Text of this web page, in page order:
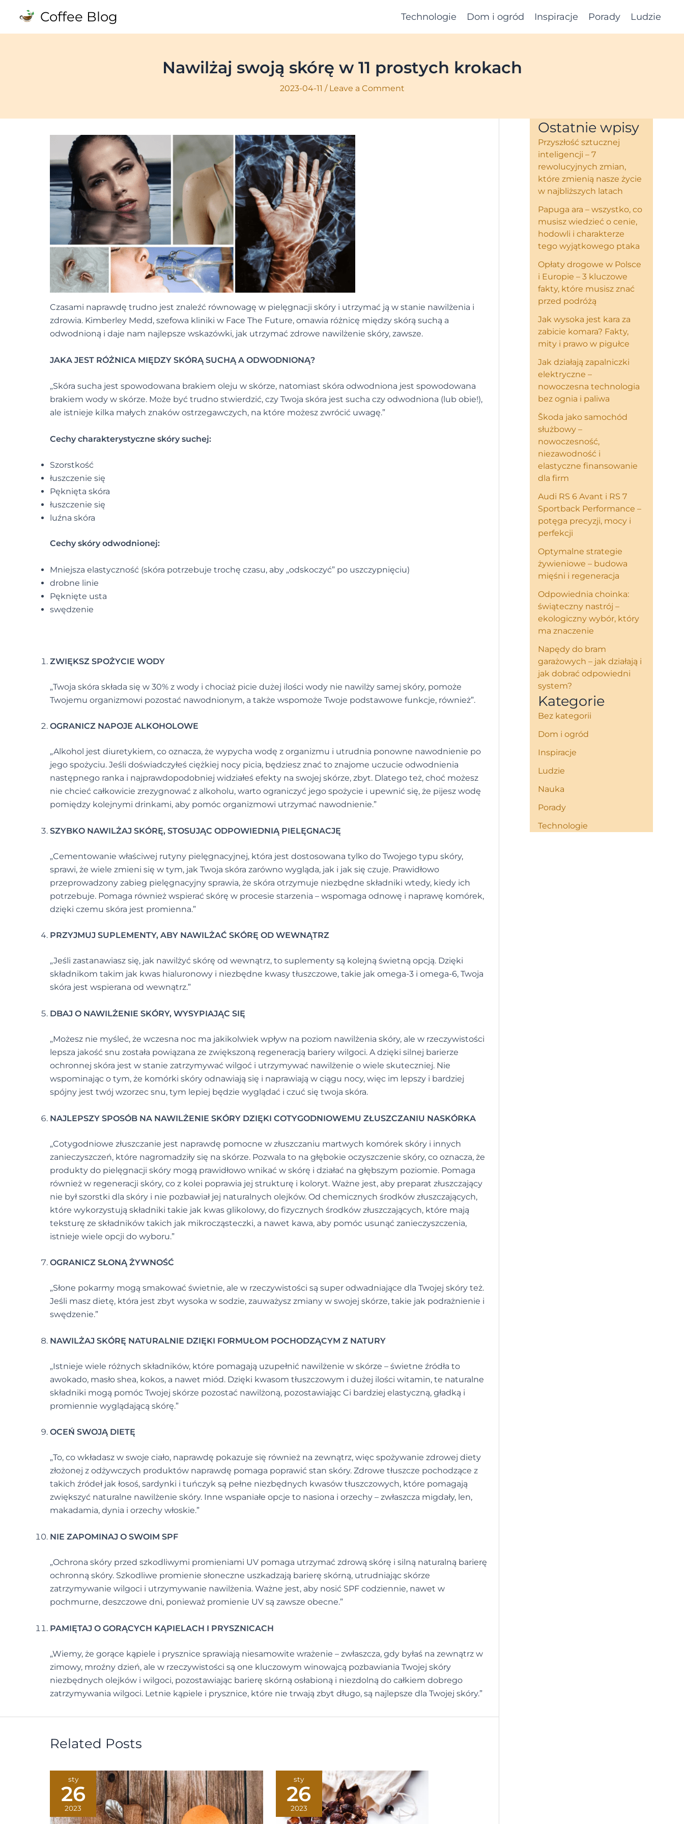
content
Coffee Blog Technologie Dom i ogród Inspiracje Porady Ludzie
Nawilżaj swoją skórę w 11 prostych krokach
2023-04-11 / Leave a Comment
Czasami naprawdę trudno jest znaleźć równowagę w pielęgnacji skóry i utrzymać ją w stanie nawilżenia i
zdrowia. Kimberley Medd, szefowa kliniki w Face The Future, omawia różnicę między skórą suchą a
odwodnioną i daje nam najlepsze wskazówki, jak utrzymać zdrowe nawilżenie skóry, zawsze.
JAKA JEST RÓŻNICA MIĘDZY SKÓRĄ SUCHĄ A ODWODNIONĄ?
„Skóra sucha jest spowodowana brakiem oleju w skórze, natomiast skóra odwodniona jest spowodowana
brakiem wody w skórze. Może być trudno stwierdzić, czy Twoja skóra jest sucha czy odwodniona (lub obie!),
ale istnieje kilka małych znaków ostrzegawczych, na które możesz zwrócić uwagę.”
Cechy charakterystyczne skóry suchej:
Szorstkość
łuszczenie się
Pęknięta skóra
łuszczenie się
luźna skóra
Cechy skóry odwodnionej:
Mniejsza elastyczność (skóra potrzebuje trochę czasu, aby „odskoczyć” po uszczypnięciu)
drobne linie
Pęknięte usta
swędzenie
ZWIĘKSZ SPOŻYCIE WODY
„Twoja skóra składa się w 30% z wody i chociaż picie dużej ilości wody nie nawilży samej skóry, pomoże
Twojemu organizmowi pozostać nawodnionym, a także wspomoże Twoje podstawowe funkcje, również”.
OGRANICZ NAPOJE ALKOHOLOWE
„Alkohol jest diuretykiem, co oznacza, że wypycha wodę z organizmu i utrudnia ponowne nawodnienie po
jego spożyciu. Jeśli doświadczyłeś ciężkiej nocy picia, będziesz znać to znajome uczucie odwodnienia
następnego ranka i najprawdopodobniej widziałeś efekty na swojej skórze, zbyt. Dlatego też, choć możesz
nie chcieć całkowicie zrezygnować z alkoholu, warto ograniczyć jego spożycie i upewnić się, że pijesz wodę
pomiędzy kolejnymi drinkami, aby pomóc organizmowi utrzymać nawodnienie.”
SZYBKO NAWILŻAJ SKÓRĘ, STOSUJĄC ODPOWIEDNIĄ PIELĘGNACJĘ
„Cementowanie właściwej rutyny pielęgnacyjnej, która jest dostosowana tylko do Twojego typu skóry,
sprawi, że wiele zmieni się w tym, jak Twoja skóra zarówno wygląda, jak i jak się czuje. Prawidłowo
przeprowadzony zabieg pielęgnacyjny sprawia, że skóra otrzymuje niezbędne składniki wtedy, kiedy ich
potrzebuje. Pomaga również wspierać skórę w procesie starzenia – wspomaga odnowę i naprawę komórek,
dzięki czemu skóra jest promienna.”
PRZYJMUJ SUPLEMENTY, ABY NAWILŻAĆ SKÓRĘ OD WEWNĄTRZ
„Jeśli zastanawiasz się, jak nawilżyć skórę od wewnątrz, to suplementy są kolejną świetną opcją. Dzięki
składnikom takim jak kwas hialuronowy i niezbędne kwasy tłuszczowe, takie jak omega-3 i omega-6, Twoja
skóra jest wspierana od wewnątrz.”
DBAJ O NAWILŻENIE SKÓRY, WYSYPIAJĄC SIĘ
„Możesz nie myśleć, że wczesna noc ma jakikolwiek wpływ na poziom nawilżenia skóry, ale w rzeczywistości
lepsza jakość snu została powiązana ze zwiększoną regeneracją bariery wilgoci. A dzięki silnej barierze
ochronnej skóra jest w stanie zatrzymywać wilgoć i utrzymywać nawilżenie o wiele skuteczniej. Nie
wspominając o tym, że komórki skóry odnawiają się i naprawiają w ciągu nocy, więc im lepszy i bardziej
spójny jest twój wzorzec snu, tym lepiej będzie wyglądać i czuć się twoja skóra.
NAJLEPSZY SPOSÓB NA NAWILŻENIE SKÓRY DZIĘKI COTYGODNIOWEMU ZŁUSZCZANIU NASKÓRKA
„Cotygodniowe złuszczanie jest naprawdę pomocne w złuszczaniu martwych komórek skóry i innych
zanieczyszczeń, które nagromadziły się na skórze. Pozwala to na głębokie oczyszczenie skóry, co oznacza, że
produkty do pielęgnacji skóry mogą prawidłowo wnikać w skórę i działać na głębszym poziomie. Pomaga
również w regeneracji skóry, co z kolei poprawia jej strukturę i koloryt. Ważne jest, aby preparat złuszczający
nie był szorstki dla skóry i nie pozbawiał jej naturalnych olejków. Od chemicznych środków złuszczających,
które wykorzystują składniki takie jak kwas glikolowy, do fizycznych środków złuszczających, które mają
teksturę ze składników takich jak mikrocząsteczki, a nawet kawa, aby pomóc usunąć zanieczyszczenia,
istnieje wiele opcji do wyboru.”
OGRANICZ SŁONĄ ŻYWNOŚĆ
„Słone pokarmy mogą smakować świetnie, ale w rzeczywistości są super odwadniające dla Twojej skóry też.
Jeśli masz dietę, która jest zbyt wysoka w sodzie, zauważysz zmiany w swojej skórze, takie jak podrażnienie i
swędzenie.”
NAWILŻAJ SKÓRĘ NATURALNIE DZIĘKI FORMUŁOM POCHODZĄCYM Z NATURY
„Istnieje wiele różnych składników, które pomagają uzupełnić nawilżenie w skórze – świetne źródła to
awokado, masło shea, kokos, a nawet miód. Dzięki kwasom tłuszczowym i dużej ilości witamin, te naturalne
składniki mogą pomóc Twojej skórze pozostać nawilżoną, pozostawiając Ci bardziej elastyczną, gładką i
promiennie wyglądającą skórę.”
OCEŃ SWOJĄ DIETĘ
„To, co wkładasz w swoje ciało, naprawdę pokazuje się również na zewnątrz, więc spożywanie zdrowej diety
złożonej z odżywczych produktów naprawdę pomaga poprawić stan skóry. Zdrowe tłuszcze pochodzące z
takich źródeł jak łosoś, sardynki i tuńczyk są pełne niezbędnych kwasów tłuszczowych, które pomagają
zwiększyć naturalne nawilżenie skóry. Inne wspaniałe opcje to nasiona i orzechy – zwłaszcza migdały, len,
makadamia, dynia i orzechy włoskie.”
NIE ZAPOMINAJ O SWOIM SPF
„Ochrona skóry przed szkodliwymi promieniami UV pomaga utrzymać zdrową skórę i silną naturalną barierę
ochronną skóry. Szkodliwe promienie słoneczne uszkadzają barierę skórną, utrudniając skórze
zatrzymywanie wilgoci i utrzymywanie nawilżenia. Ważne jest, aby nosić SPF codziennie, nawet w
pochmurne, deszczowe dni, ponieważ promienie UV są zawsze obecne.”
PAMIĘTAJ O GORĄCYCH KĄPIELACH I PRYSZNICACH
„Wiemy, że gorące kąpiele i prysznice sprawiają niesamowite wrażenie – zwłaszcza, gdy byłaś na zewnątrz w
zimowy, mroźny dzień, ale w rzeczywistości są one kluczowym winowajcą pozbawiania Twojej skóry
niezbędnych olejków i wilgoci, pozostawiając barierę skórną osłabioną i niezdolną do całkiem dobrego
zatrzymywania wilgoci. Letnie kąpiele i prysznice, które nie trwają zbyt długo, są najlepsze dla Twojej skóry.”
Related Posts
sty
26
2023
sty
26
2023
Ostatnie wpisy
Przyszłość sztucznej
inteligencji – 7
rewolucyjnych zmian,
które zmienią nasze życie
w najbliższych latach
Papuga ara – wszystko, co
musisz wiedzieć o cenie,
hodowli i charakterze
tego wyjątkowego ptaka
Opłaty drogowe w Polsce
i Europie – 3 kluczowe
fakty, które musisz znać
przed podróżą
Jak wysoka jest kara za
zabicie komara? Fakty,
mity i prawo w pigułce
Jak działają zapalniczki
elektryczne –
nowoczesna technologia
bez ognia i paliwa
Škoda jako samochód
służbowy –
nowoczesność,
niezawodność i
elastyczne finansowanie
dla firm
Audi RS 6 Avant i RS 7
Sportback Performance –
potęga precyzji, mocy i
perfekcji
Optymalne strategie
żywieniowe – budowa
mięśni i regeneracja
Odpowiednia choinka:
świąteczny nastrój –
ekologiczny wybór, który
ma znaczenie
Napędy do bram
garażowych – jak działają i
jak dobrać odpowiedni
system?
Kategorie
Bez kategorii
Dom i ogród
Inspiracje
Ludzie
Nauka
Porady
Technologie